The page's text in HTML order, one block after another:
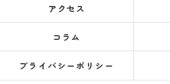
アクセス
コラム
プライバシーポリシー